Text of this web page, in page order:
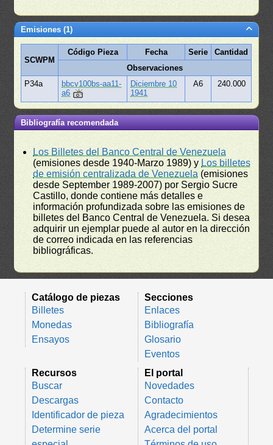
Emisiones (1)
SCWPM
Código Pieza Fecha Serie
Cantidad
Observaciones
P34a
bbcv100bs-aa11-
a6
Diciembre 10
1941
A6 240.000
Bibliografía recomendada
Los Billetes del Banco Central de Venezuela
(emisiones desde 1940-Marzo 1989) y Los billetes
de emisión centralizada de Venezuela (emisiones
desde September 1989-2007) por Sergio Sucre
Castillo, donde contiene más detalles e
información profundizada sobre las emisiones de
billetes del Banco Central de Venezuela. Si desea
adquirir un ejemplar puede al autor en la dirección
de correo indicada en las referencias
bibliográficas.
Catálogo de piezas
Billetes
Monedas
Ensayos
Secciones
Enlaces
Bibliografía
Glosario
Eventos
Recursos
Buscar
Descargas
Identificador de pieza
Determine serie
El portal
Novedades
Contacto
Agradecimientos
Acerca del portal